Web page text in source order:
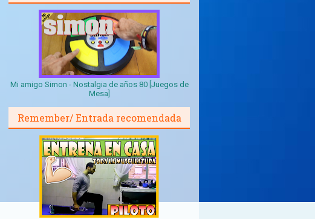
Mi amigo Simon - Nostalgia de años 80 [Juegos de
Mesa]
Remember/ Entrada recomendada